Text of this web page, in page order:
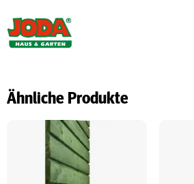
Ähnliche Produkte